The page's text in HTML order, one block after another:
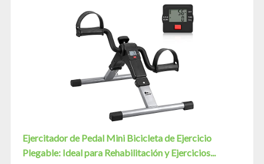
Ejercitador de Pedal Mini Bicicleta de Ejercicio
Plegable: Ideal para Rehabilitación y Ejercicios...